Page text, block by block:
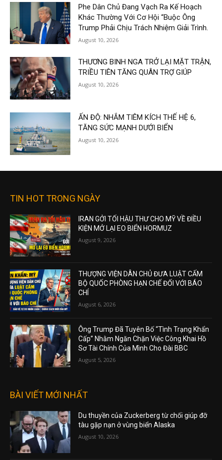
Phe Dân Chủ Đang Vạch Ra Kế Hoạch
Khác Thường Với Cơ Hội “Buộc Ông
Trump Phải Chịu Trách Nhiệm Giải Trình.
August 10, 2026
THƯƠNG BINH NGA TRỞ LẠI MẶT TRẬN,
TRIỀU TIÊN TĂNG QUÂN TRỢ GIÚP
August 10, 2026
ẤN ĐỘ: NHẮM TIÊM KÍCH THẾ HỆ 6,
TĂNG SỨC MẠNH DƯỚI BIỂN
August 10, 2026
TIN HOT TRONG NGÀY
IRAN GỞI TỐI HẬU THƯ CHO MỸ VỀ ĐIỀU
KIỆN MỞ LẠI EO BIỂN HORMUZ
August 9, 2026
THƯỢNG VIỆN DÂN CHỦ ĐƯA LUẬT CẤM
BỘ QUỐC PHÒNG HẠN CHẾ ĐỐI VỚI BÁO
CHÍ
August 6, 2026
Ông Trump Đã Tuyên Bố “Tình Trạng Khẩn
Cấp” Nhằm Ngăn Chặn Việc Công Khai Hồ
Sơ Tài Chính Của Mình Cho Đài BBC
August 5, 2026
BÀI VIẾT MỚI NHẤT
Du thuyền của Zuckerberg từ chối giúp đỡ
tàu gặp nạn ở vùng biển Alaska
August 10, 2026